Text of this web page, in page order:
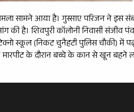
सामने आया है। गुस्साए परिजन ने इस
की है। शिवपुरी कॉलोनी निवासी संजीव
स्कूल (निकट चुनैहटी पुलिस चौकी) में
के दौरान बच्चे के कान से खून बहने